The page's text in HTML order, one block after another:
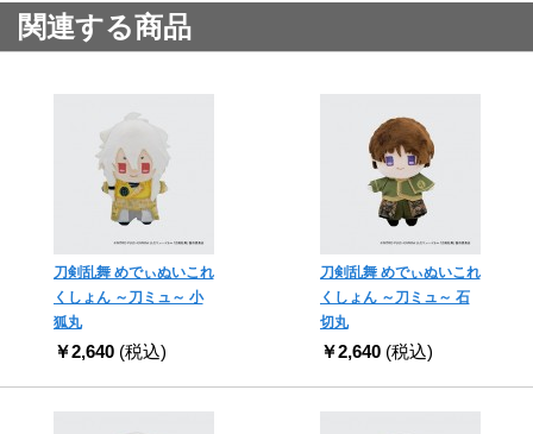
関連する商品
刀剣乱舞 めでぃぬいこれ
くしょん ～刀ミュ～ 小
狐丸
￥2,640 (税込)
刀剣乱舞 めでぃぬいこれ
くしょん ～刀ミュ～ 石
切丸
￥2,640 (税込)